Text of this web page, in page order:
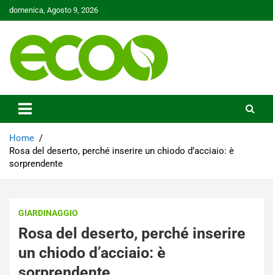
Skip
to
domenica, Agosto 9, 2026
Ecoo.it
Home
Rosa del deserto, perché inserire un chiodo d’acciaio: è
sorprendente
GIARDINAGGIO
Rosa del deserto, perché inserire
un chiodo d’acciaio: è